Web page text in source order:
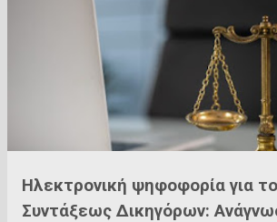
Ηλεκτρονική ψηφοφορία για
Συντάξεως Δικηγόρων: